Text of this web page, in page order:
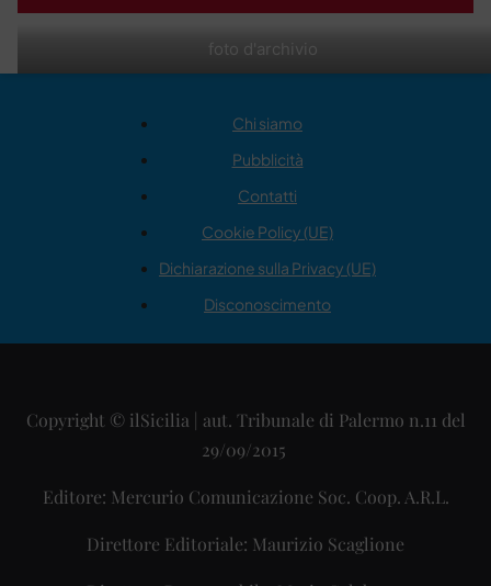
foto d'archivio
Chi siamo
Pubblicità
Contatti
Cookie Policy (UE)
Dichiarazione sulla Privacy (UE)
Disconoscimento
Copyright © ilSicilia | aut. Tribunale di Palermo n.11 del
29/09/2015
Editore: Mercurio Comunicazione Soc. Coop. A.R.L.
Direttore Editoriale: Maurizio Scaglione